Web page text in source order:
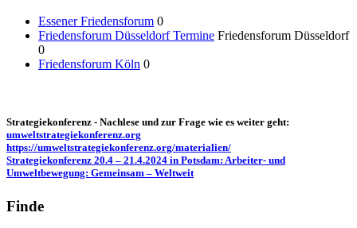
Essener Friedensforum 0
Friedensforum Düsseldorf Termine Friedensforum Düsseldorf
0
Friedensforum Köln 0
Strategiekonferenz - Nachlese und zur Frage wie es weiter geht:
umweltstrategiekonferenz.org
https://umweltstrategiekonferenz.org/materialien/
Strategiekonferenz 20.4 – 21.4.2024 in Potsdam: Arbeiter- und
Umweltbewegung: Gemeinsam – Weltweit
Finde